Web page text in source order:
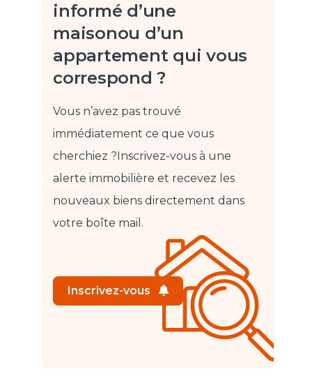
informé d’une
maisonou d’un
appartement qui vous
correspond ?
Vous n’avez pas trouvé
immédiatement ce que vous
cherchiez ? Inscrivez-vous à une
alerte immobilière et recevez les
nouveaux biens directement dans
votre boîte mail.
Inscrivez-vous